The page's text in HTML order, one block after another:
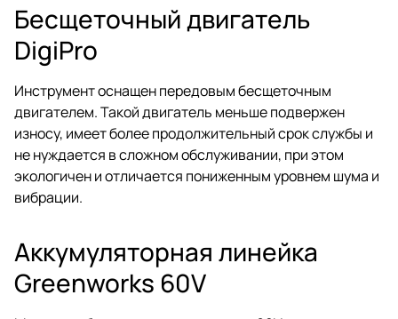
Бесщеточный двигатель
DigiPro
Инструмент оснащен передовым бесщеточным
двигателем. Такой двигатель меньше подвержен
износу, имеет более продолжительный срок службы и
не нуждается в сложном обслуживании, при этом
экологичен и отличается пониженным уровнем шума и
вибрации.
Аккумуляторная линейка
Greenworks 60V